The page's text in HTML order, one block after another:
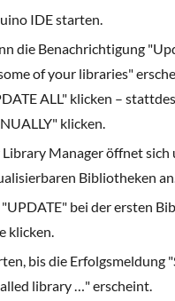
IDE starten.
die Benachrichtigung
of your libraries"
ALL" klicken –
klicken.
Library Manager öffnet sich
Bibliotheken an.
bei der ersten
klicken.
bis die Erfolgsmeldung
library …" erscheint.